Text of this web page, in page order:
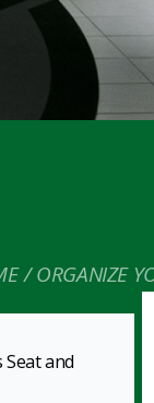
ORGANIZE
Seat and